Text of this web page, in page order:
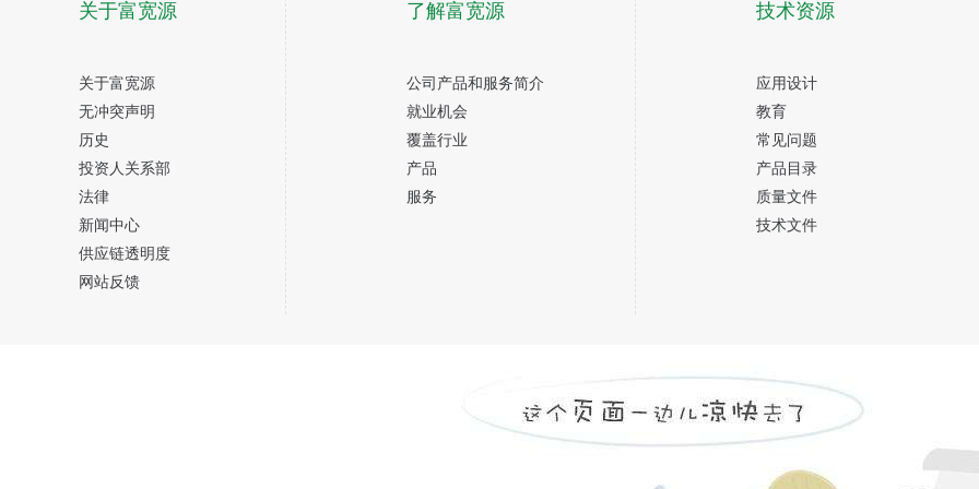
关于富宽源
关于富宽源
无冲突声明
历史
投资人关系部
法律
新闻中心
供应链透明度
网站反馈
了解富宽源
公司产品和服务简介
就业机会
覆盖行业
产品
服务
技术资源
应用设计
教育
常见问题
产品目录
质量文件
技术文件